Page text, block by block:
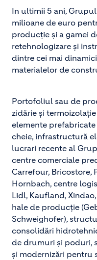
In ultimii 5 ani,
milioane de euro
producţie şi a gamei
retehnologizare şi
dintre cei mai
materialelor de
Portofoliul sau de
zidărie şi
elemente
cheie, infrastructură
lucrari recente al
centre comerciale
Carrefour, Bricostore,
Hornbach, centre
Lidl, Kaufland,
hale de producție
Schweighofer),
consolidări
de drumuri și poduri,
și modernizări pentru